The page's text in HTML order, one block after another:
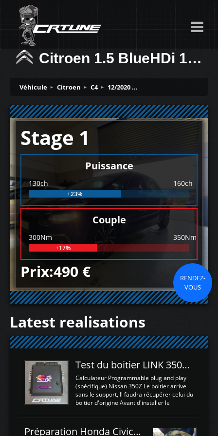
Citroen 1.5 BlueHDi 130ch
Véhicule Citroen C4 12/2020 ...
Stage 1
Puissance
130ch 160ch
+23%
Couple
300Nm 350Nm
+17%
Prix:490 €
RENDEZ-
VOUS
Latest realisations
Test du boitier LINK 350Z Plugin ECU
Calculateur Programmable plug and play
(spécifique) Nissan 350Z Le boitier arrive
sans le support, Il faudra récupérer celui du
boitier d'origine Avant d'installer le
d'envoyer l'information de la large bande
Préparation Honda Civic Type R FK2